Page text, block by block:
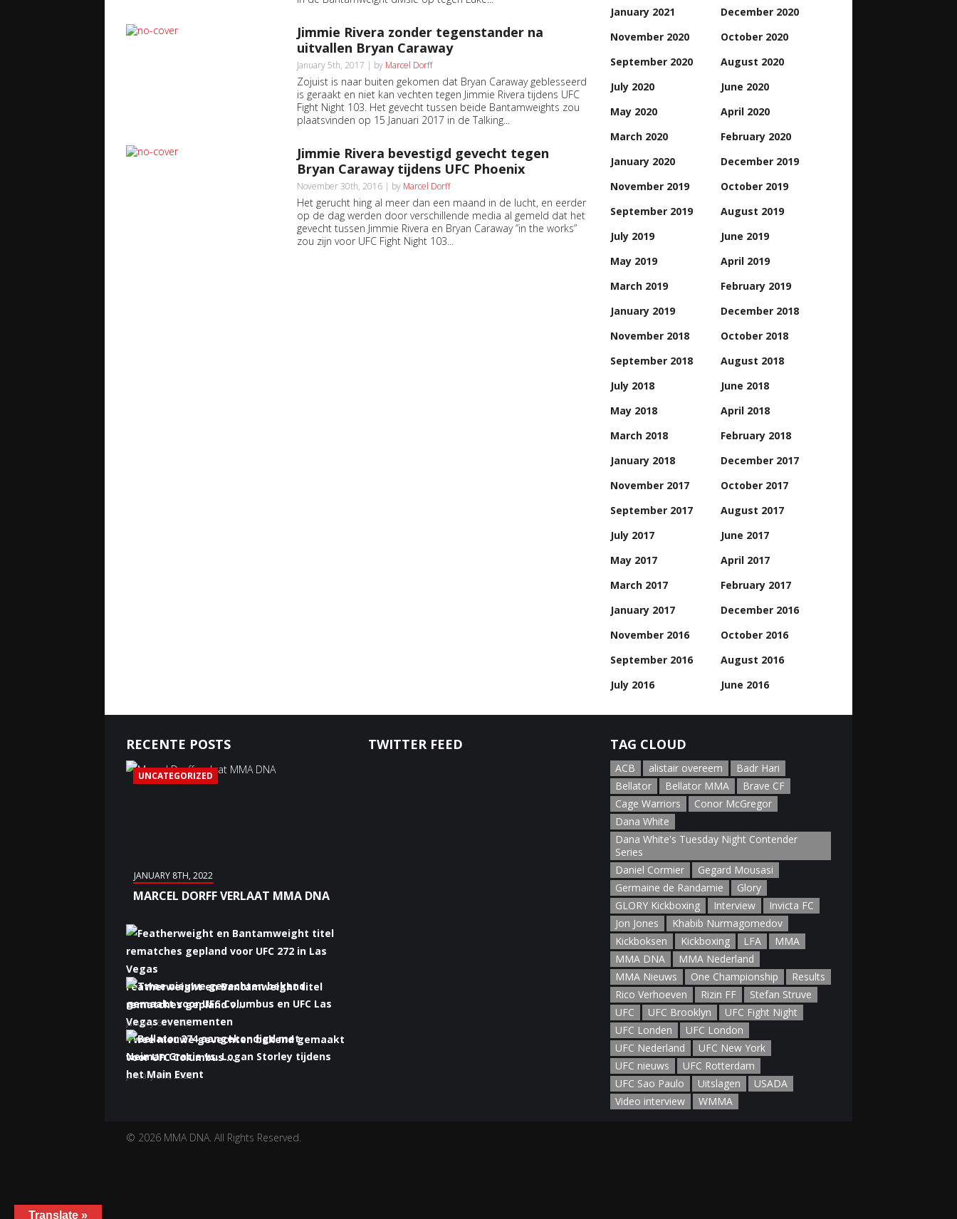
Jimmie Rivera zonder tegenstander na
uitvallen Bryan Caraway
January 5th, 2017 | by Marcel Dorff
Zojuist is naar buiten gekomen dat Bryan Caraway geblesseerd
is geraakt en niet kan vechten tegen Jimmie Rivera tijdens UFC
Fight Night 103. Het gevecht tussen beide Bantamweights zou
plaatsvinden op 15 Januari 2017 in de Talking...
Jimmie Rivera bevestigd gevecht tegen
Bryan Caraway tijdens UFC Phoenix
November 30th, 2016 | by Marcel Dorff
Het gerucht hing al meer dan een maand in de lucht, en eerder
op de dag werden door verschillende media al gemeld dat het
gevecht tussen Jimmie Rivera en Bryan Caraway ”in the works”
zou zijn voor UFC Fight Night 103...
January 2021
December 2020
November 2020
October 2020
September 2020
August 2020
July 2020
June 2020
May 2020
April 2020
March 2020
February 2020
January 2020
December 2019
November 2019
October 2019
September 2019
August 2019
July 2019
June 2019
May 2019
April 2019
March 2019
February 2019
January 2019
December 2018
November 2018
October 2018
September 2018
August 2018
July 2018
June 2018
May 2018
April 2018
March 2018
February 2018
January 2018
December 2017
November 2017
October 2017
September 2017
August 2017
July 2017
June 2017
May 2017
April 2017
March 2017
February 2017
January 2017
December 2016
November 2016
October 2016
September 2016
August 2016
July 2016
June 2016
RECENTE POSTS
UNCATEGORIZED
JANUARY 8TH, 2022
MARCEL DORFF VERLAAT MMA DNA
Featherweight en Bantamweight titel
rematches gepland v...
January 6th, 2022
Twee nieuwe gevechten bekend gemaakt
voor UFC Columbus ...
January 5th, 2022
TWITTER FEED TAG CLOUD
ACB alistair overeem
Badr Hari
Bellator
Bellator MMA
Brave CF
Cage Warriors
Conor McGregor
Dana White
Dana White's Tuesday Night Contender
Series
Daniel Cormier
Gegard Mousasi
Germaine de Randamie
Glory
GLORY Kickboxing
Interview
Invicta FC
Jon Jones
Khabib Nurmagomedov
Kickboksen
Kickboxing LFA
MMA
MMA DNA
MMA Nederland
MMA Nieuws
One Championship
Results
Rico Verhoeven
Rizin FF
Stefan Struve
UFC
UFC Brooklyn
UFC Fight Night
UFC Londen
UFC London
UFC Nederland
UFC New York
UFC nieuws
UFC Rotterdam
UFC Sao Paulo
Uitslagen
USADA
Video interview
WMMA
© 2026 MMA DNA. All Rights Reserved.
Translate »